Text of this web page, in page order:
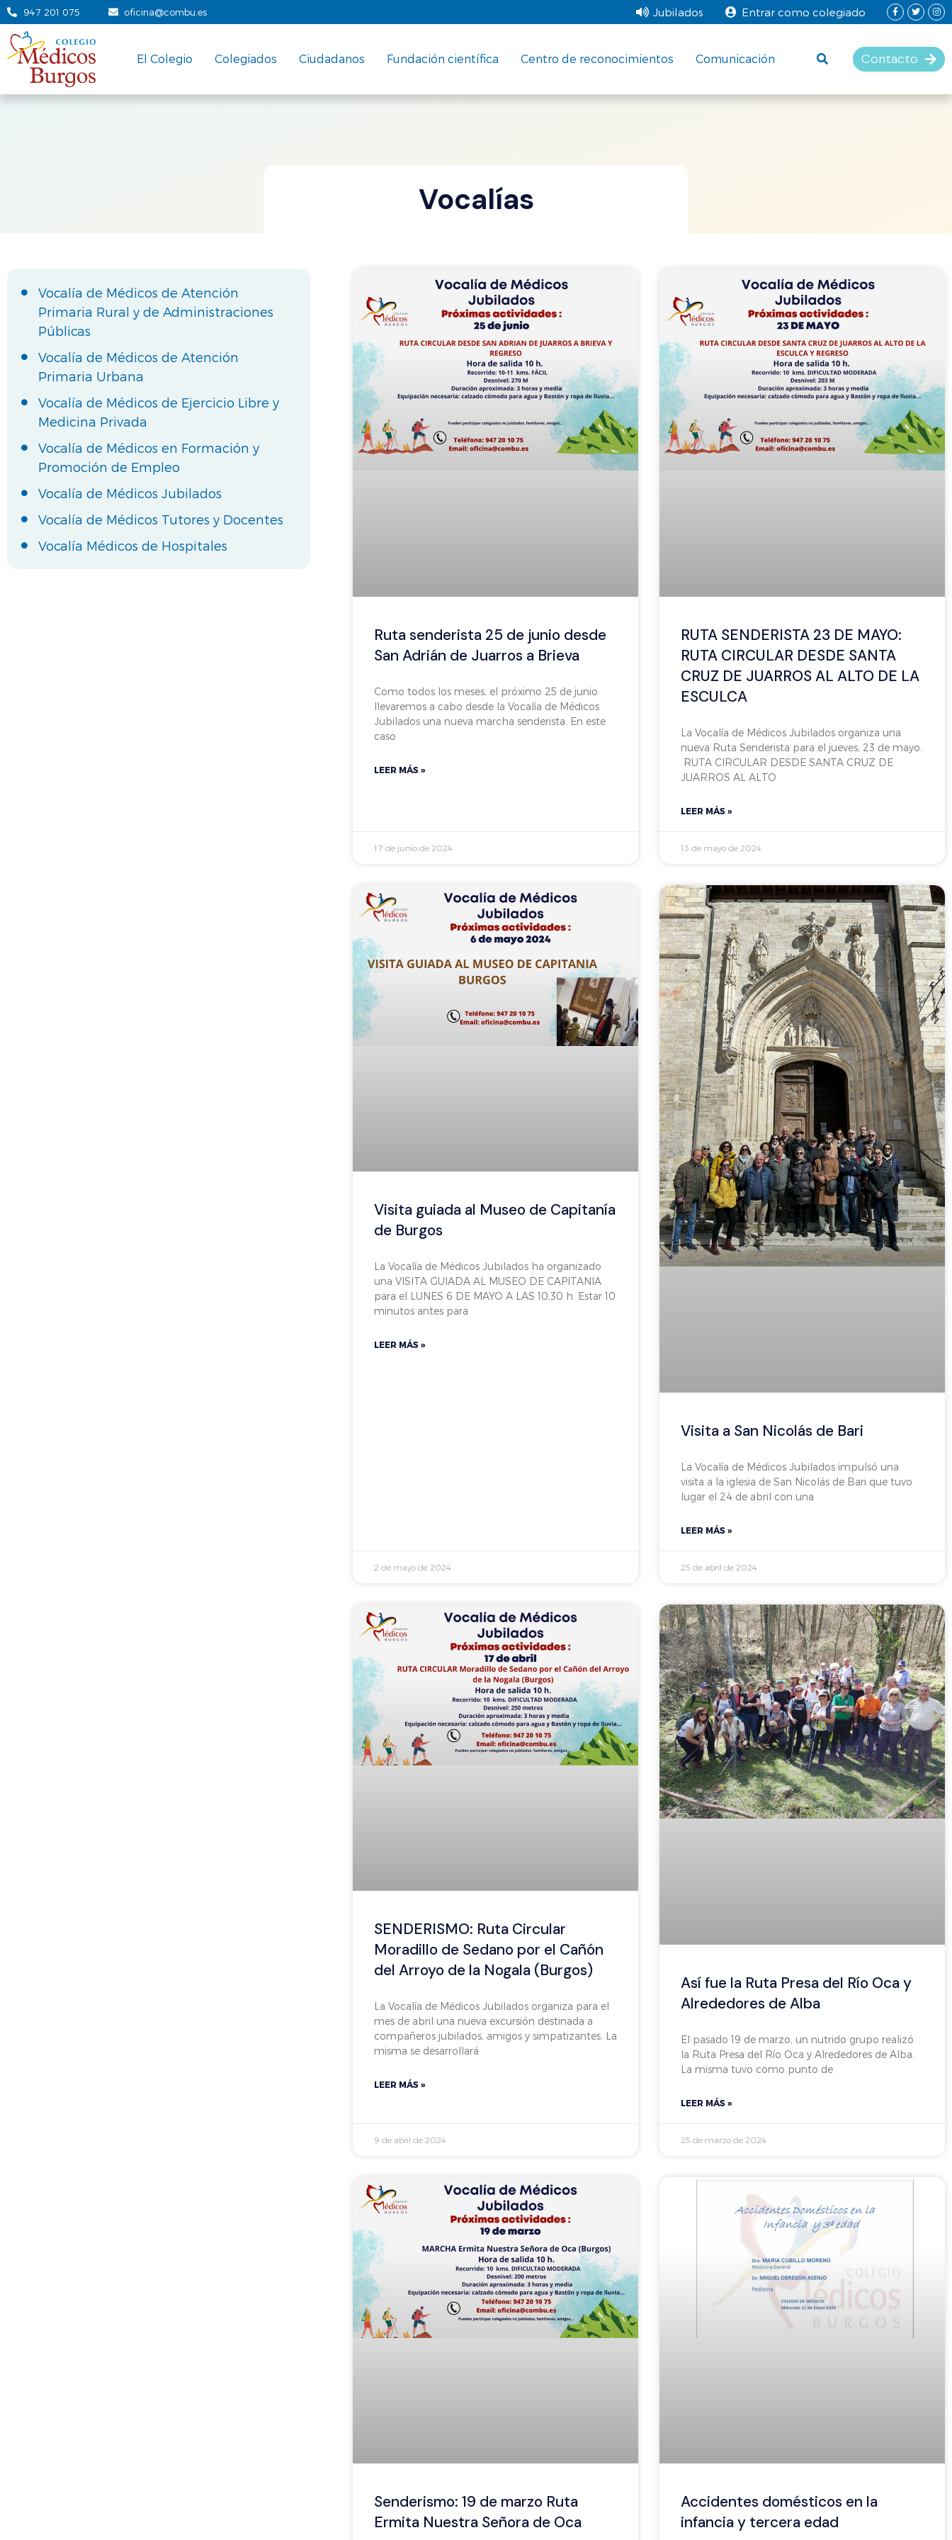
947 201 075 oficina@combu.es Jubilados Entrar como colegiado
El Colegio Colegiados Ciudadanos Fundación científica Centro de reconocimientos Comunicación Contacto
Vocalías
Vocalía de Médicos de Atención
Primaria Rural y de Administraciones
Públicas
Vocalía de Médicos de Atención
Primaria Urbana
Vocalía de Médicos de Ejercicio Libre y
Medicina Privada
Vocalía de Médicos en Formación y
Promoción de Empleo
Vocalía de Médicos Jubilados
Vocalía de Médicos Tutores y Docentes
Vocalía Médicos de Hospitales
Ruta senderista 25 de junio desde
San Adrián de Juarros a Brieva
Como todos los meses, el próximo 25 de junio
llevaremos a cabo desde la Vocalía de Médicos
Jubilados una nueva marcha senderista. En este
caso
LEER MÁS »
17 de junio de 2024
RUTA SENDERISTA 23 DE MAYO:
RUTA CIRCULAR DESDE SANTA
CRUZ DE JUARROS AL ALTO DE LA
ESCULCA
La Vocalía de Médicos Jubilados organiza una
nueva Ruta Senderista para el jueves, 23 de mayo.
RUTA CIRCULAR DESDE SANTA CRUZ DE
JUARROS AL ALTO
LEER MÁS »
13 de mayo de 2024
Visita guiada al Museo de Capitanía
de Burgos
La Vocalía de Médicos Jubilados ha organizado
una VISITA GUIADA AL MUSEO DE CAPITANIA
para el LUNES 6 DE MAYO A LAS 10,30 h. Estar 10
minutos antes para
LEER MÁS »
2 de mayo de 2024
Visita a San Nicolás de Bari
La Vocalía de Médicos Jubilados impulsó una
visita a la iglesia de San Nicolás de Bari que tuvo
lugar el 24 de abril con una
LEER MÁS »
25 de abril de 2024
SENDERISMO: Ruta Circular
Moradillo de Sedano por el Cañón
del Arroyo de la Nogala (Burgos)
La Vocalía de Médicos Jubilados organiza para el
mes de abril una nueva excursión destinada a
compañeros jubilados, amigos y simpatizantes. La
misma se desarrollará
LEER MÁS »
9 de abril de 2024
Así fue la Ruta Presa del Río Oca y
Alrededores de Alba
El pasado 19 de marzo, un nutrido grupo realizó
la Ruta Presa del Río Oca y Alrededores de Alba.
La misma tuvo como punto de
LEER MÁS »
25 de marzo de 2024
Senderismo: 19 de marzo Ruta
Ermita Nuestra Señora de Oca
Accidentes domésticos en la
infancia y tercera edad